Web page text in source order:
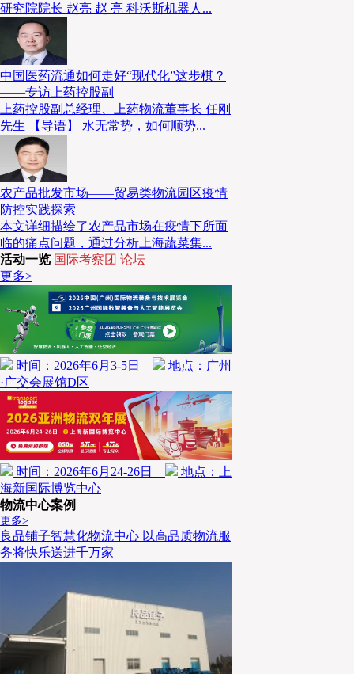
研究院院长 赵亮 赵 亮 科沃斯机器人...
中国医药流通如何走好“现代化”这步棋？
——专访上药控股副
上药控股副总经理、上药物流董事长 任刚
先生 【导语】 水无常势，如何顺势...
农产品批发市场——贸易类物流园区疫情
防控实践探索
本文详细描绘了农产品市场在疫情下所面
临的痛点问题，通过分析上海蔬菜集...
活动一览 国际考察团 论坛
更多>
时间：2026年6月3-5日
地点：广州
·广交会展馆D区
时间：2026年6月24-26日
地点：上
海新国际博览中心
物流中心案例
更多>
良品铺子智慧化物流中心 以高品质物流服
务将快乐送进千万家